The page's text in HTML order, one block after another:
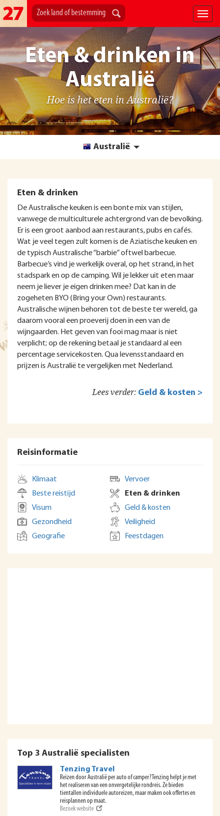
Eten & drinken in
Australië
Hoe is het eten in Australië?
Australië
Eten & drinken
De Australische keuken is een bonte mix van stijlen,
vanwege de multiculturele achtergrond van de bevolking.
Er is een groot aanbod aan restaurants, pubs en cafés.
Wat je veel tegen zult komen is de Aziatische keuken en
de typisch Australische “barbie” oftwel barbecue.
Barbecue’s vind je werkelijk overal, op het strand, in het
stadspark en op de camping. Wil je lekker uit eten maar
neem je liever je eigen drinken mee? Dat kan in de
zogeheten BYO (Bring your Own) restaurants.
Australische wijnen behoren tot de beste ter wereld, ga
daarom vooral een proeverij doen in een van de
wijngaarden. Het geven van fooi mag maar is niet
verplicht; op de rekening betaal je standaard al een
percentage servicekosten. Qua levensstandaard en
prijzen is Australië te vergelijken met Nederland.
Lees verder: Geld & kosten >
Reisinformatie
Klimaat
Beste reistijd
Visum
Gezondheid
Geografie
Vervoer
Eten & drinken
Geld & kosten
Veiligheid
Feestdagen
Top 3 Australië specialisten
Tenzing Travel
Reizen door Australië per auto of camper? Tenzing helpt je met
het realiseren van een onvergetelijke rondreis. Ze bieden
tientallen individuele autoreizen, maar maken ook offertes en
reisplannen op maat.
Bezoek website